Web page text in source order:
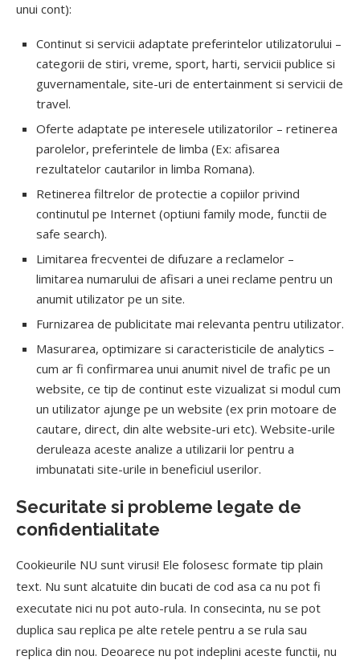
unui cont):
Continut si servicii adaptate preferintelor utilizatorului –
categorii de stiri, vreme, sport, harti, servicii publice si
guvernamentale, site-uri de entertainment si servicii de
travel.
Oferte adaptate pe interesele utilizatorilor – retinerea
parolelor, preferintele de limba (Ex: afisarea
rezultatelor cautarilor in limba Romana).
Retinerea filtrelor de protectie a copiilor privind
continutul pe Internet (optiuni family mode, functii de
safe search).
Limitarea frecventei de difuzare a reclamelor –
limitarea numarului de afisari a unei reclame pentru un
anumit utilizator pe un site.
Furnizarea de publicitate mai relevanta pentru utilizator.
Masurarea, optimizare si caracteristicile de analytics –
cum ar fi confirmarea unui anumit nivel de trafic pe un
website, ce tip de continut este vizualizat si modul cum
un utilizator ajunge pe un website (ex prin motoare de
cautare, direct, din alte website-uri etc). Website-urile
deruleaza aceste analize a utilizarii lor pentru a
imbunatati site-urile in beneficiul userilor.
Securitate si probleme legate de
confidentialitate
Cookieurile NU sunt virusi! Ele folosesc formate tip plain
text. Nu sunt alcatuite din bucati de cod asa ca nu pot fi
executate nici nu pot auto-rula. In consecinta, nu se pot
duplica sau replica pe alte retele pentru a se rula sau
replica din nou. Deoarece nu pot indeplini aceste functii, nu